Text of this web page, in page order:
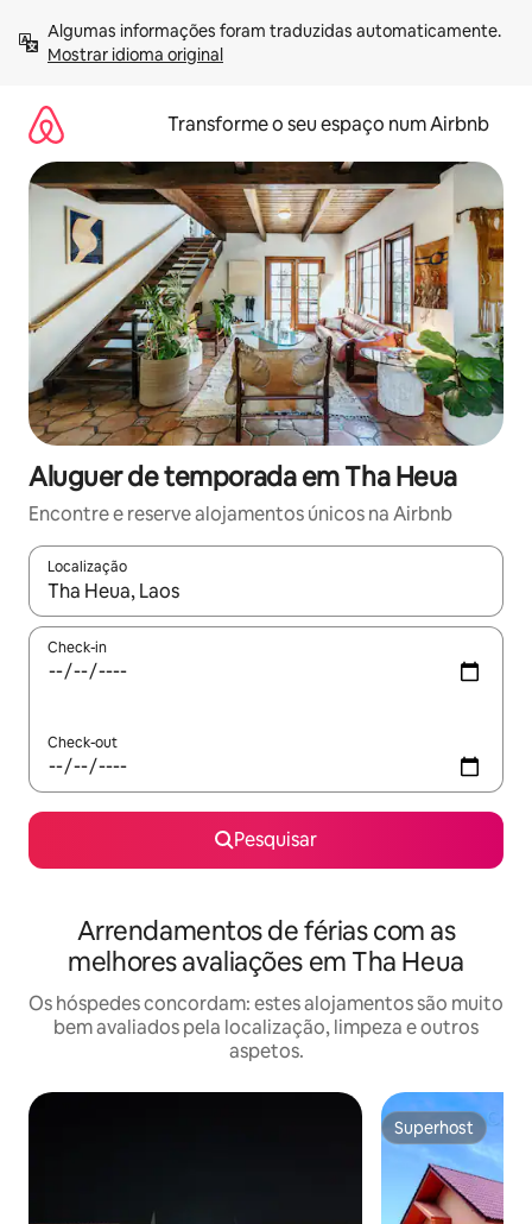
para
Mostrar idioma original
Transforme o seu espaço num Airbnb
Aluguer de temporada em Tha Heua
Encontre e reserve alojamentos únicos na Airbnb
Localização
Quando os resultados estiverem disponíveis, navegue com
Check-in
Check-out
Pesquisar
Arrendamentos de férias com as
melhores avaliações em Tha Heua
Os hóspedes concordam: estes alojamentos são muito
bem avaliados pela localização, limpeza e outros
aspetos.
Superhost
Superhost